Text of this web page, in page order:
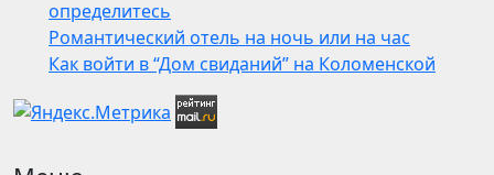
определитесь
Романтический отель на ночь или на час
Как войти в “Дом свиданий” на Коломенской